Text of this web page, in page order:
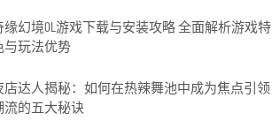
缘幻境OL游戏下载与安装攻略 全面解析游戏特
与玩法优势
店达人揭秘：如何在热辣舞池中成为焦点引领
流的五大秘诀